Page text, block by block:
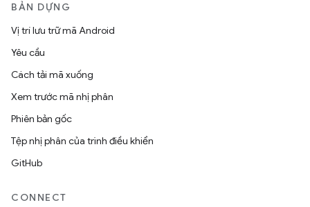
BẢN DỰNG
Vị trí lưu trữ mã Android
Yêu cầu
Cách tải mã xuống
Xem trước mã nhị phân
Phiên bản gốc
Tệp nhị phân của trình điều khiển
GitHub
CONNECT